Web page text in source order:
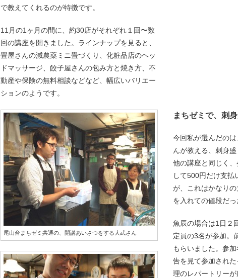
で教えてくれるのが特徴です。
11月の1ヶ月の間に、約30店がそれぞれ１回〜数
回の講座を開きました。ラインナップを見ると、
畳屋さんの減農薬ミニ畳づくり、化粧品店のヘッ
ドマッサージ、餃子屋さんの包み方と焼き方、不
動産や保険の無料相談などなど、幅広いバリエー
ションのようです。
まちゼミで、刺
今回私が選んだの
んが教える、刺身
他の講座と同じく
して500円だけ支払
が、これはかなり
を入れての値段だっ
魚辰の場合は1日２
定員の3名が参加。
もらいました。参
告を見て参加され
理のレパートリー
尾山台まちゼミ共通の、開講あいさつをする大武さん